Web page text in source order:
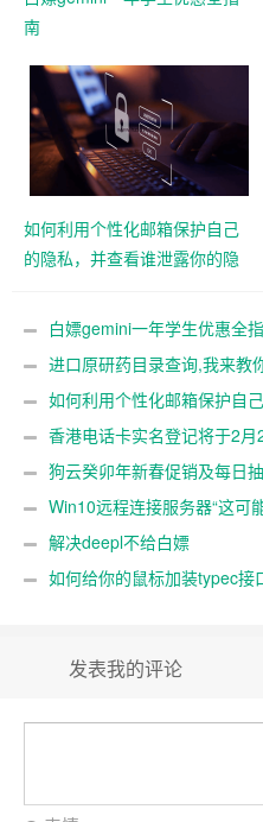
南
如何利用个性化邮箱保护自己
的隐私，并查看谁泄露你的隐
白嫖gemini一年学生优惠全
进口原研药目录查询,我来教
如何利用个性化邮箱保护自
私 香港电话卡实名登记将于2
吗？狗云癸卯年新春促销及每日
Win10远程连接服务器“这可
正”解决办法
解决deepl不给白嫖
如何给你的鼠标加装typec接
发表我的评论